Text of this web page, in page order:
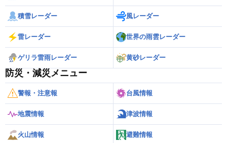
積雪レーダー 風レーダー
雷レーダー 世界の雨雲レーダー
ゲリラ雷雨レーダー 黄砂レーダー
防災・減災メニュー
警報・注意報 台風情報
地震情報 津波情報
火山情報 避難情報